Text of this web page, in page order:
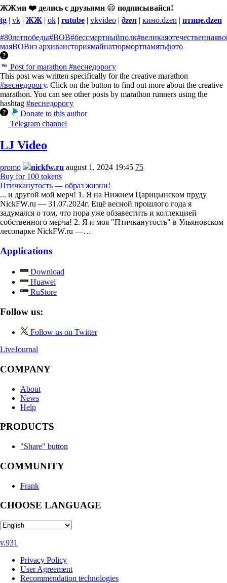
ЖЖми ❤️ делись с друзьями 😃 подписывайся!
tg | vk | ЖЖ | ok | rutube | vkvideo | дzen | кино.dzen | птице.dzen
#80летпобеды#ВОВ#бессмертныйполк
маяВОВиз архиваисториямайнатюрмортпамятьфото
Post for marathon #веснедорогу
This post was written specifically for the creative marathon
#веснедорогу. Click on the button to find out more about the creative
marathon. You can see other posts by marathon runners using the
hashtag #веснедорогу
Donate to this author
Telegram channel
LJ Video
promo nickfw.ru august 1, 2024 19:45 75
Buy for 100 tokens
Птичканутость — образ жизни!
... и другой мой мерч! 1. Я на Нижнем Царицынском пруду
NickFW.ru — 31.07.2024г. Ещё весной прошлого года я
задумался о том, что пора уже обзавестить и коллекцией
собственного мерча! 2. Я и моя "Птичканутость" в Ульяновском
лесопарке NickFW.ru —…
Applications
Download
Huawei
RuStore
Follow us:
Follow us on Twitter
LiveJournal
COMPANY
About
News
Help
PRODUCTS
"Share" button
COMMUNITY
Frank
CHOOSE LANGUAGE
v.931
Privacy Policy
User Agreement
Recommendation technologies